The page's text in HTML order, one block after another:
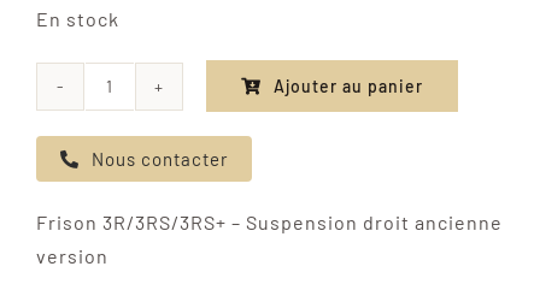
En stock
de
Frison
-
Ajouter au panier
Nous contacter
Frison 3R/3RS/3RS+ – Suspension droit ancienne
version